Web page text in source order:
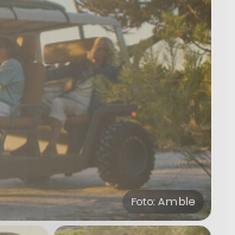
Foto: Amble